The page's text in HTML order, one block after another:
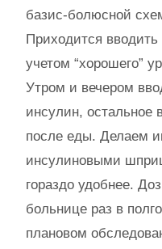
базис-болюсной
Приходится
учетом “хорошего”
Утром и вечером
инсулин, остальное
после еды. Делаем
инсулиновыми
гораздо удобнее.
больнице раз в
плановом